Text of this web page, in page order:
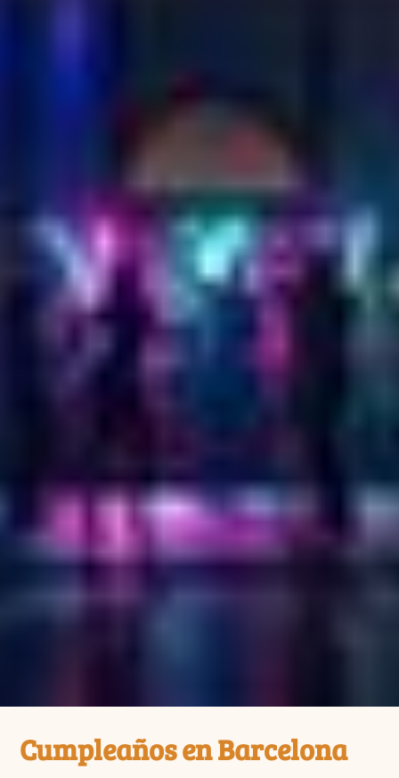
Cumpleaños en Barcelona